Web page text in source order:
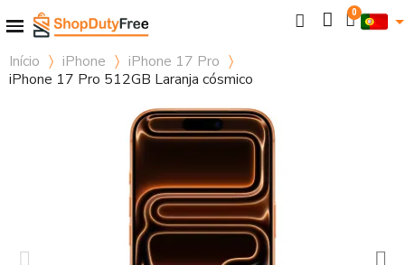
Início iPhone
iPhone 17 Pro
iPhone 17 Pro 512GB Laranja cósmico